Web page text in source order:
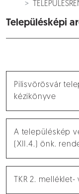
Településképi
Pilisvörösvár
kézikönyve
A településkép
(XII.4.) önk.
TKR 2.